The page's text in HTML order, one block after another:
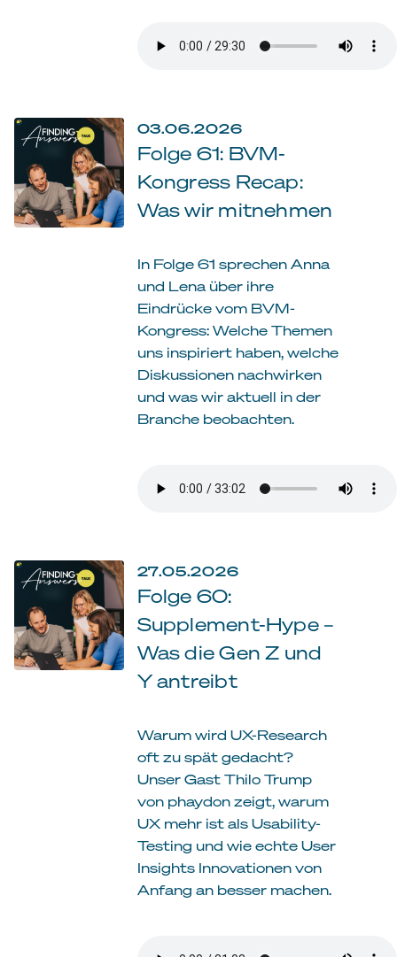
03.06.2026
Folge 61: BVM-
Kongress Recap:
Was wir mitnehmen
In Folge 61 sprechen Anna
und Lena über ihre
Eindrücke vom BVM-
Kongress: Welche Themen
uns inspiriert haben, welche
Diskussionen nachwirken
und was wir aktuell in der
Branche beobachten.
27.05.2026
Folge 60:
Supplement-Hype –
Was die Gen Z und
Y antreibt
Warum wird UX-Research
oft zu spät gedacht?
Unser Gast Thilo Trump
von phaydon zeigt, warum
UX mehr ist als Usability-
Testing und wie echte User
Insights Innovationen von
Anfang an besser machen.